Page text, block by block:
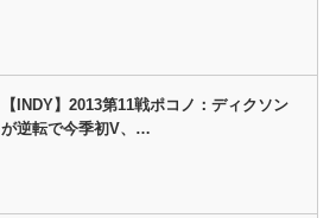
【INDY】2013第11戦ポコノ：ディクソン
が逆転で今季初V、…